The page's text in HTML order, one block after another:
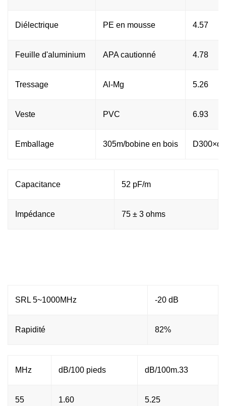
Diélectrique PE en mousse 4.57
Feuille d'aluminium APA cautionné 4.78
Tressage Al-Mg 5.26
Veste PVC 6.93
Emballage 305m/bobine en bois
Capacitance 52 pF/m
Impédance 75 ± 3 ohms
SRL 5~1000MHz -20 dB
Rapidité 82%
MHz dB/100 pieds dB/100m.33
55 1.60 5.25